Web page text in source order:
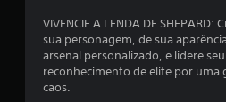
VIVENCIE A LENDA DE SHEPARD:
sua personagem, de sua
arsenal personalizado, e lidere
reconhecimento de elite por uma
caos.